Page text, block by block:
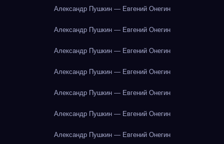
Александр Пушкин — Евгений Онегин
Александр Пушкин — Евгений Онегин
Александр Пушкин — Евгений Онегин
Александр Пушкин — Евгений Онегин
Александр Пушкин — Евгений Онегин
Александр Пушкин — Евгений Онегин
Александр Пушкин — Евгений Онегин